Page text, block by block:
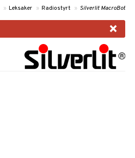
» Leksaker » Radiostyrt » Silverlit MacroBot
×